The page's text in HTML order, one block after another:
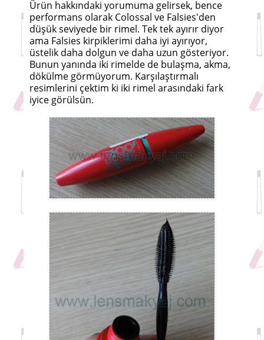
Ürün hakkındaki yorumuma gelirsek, bence
performans olarak Colossal ve Falsies'den
düşük seviyede bir rimel. Tek tek ayırır diyor
ama Falsies kirpiklerimi daha iyi ayırıyor,
üstelik daha dolgun ve daha uzun gösteriyor.
Bunun yanında iki rimelde de bulaşma, akma,
dökülme görmüyorum. Karşılaştırmalı
resimlerini çektim ki iki rimel arasındaki fark
iyice görülsün.